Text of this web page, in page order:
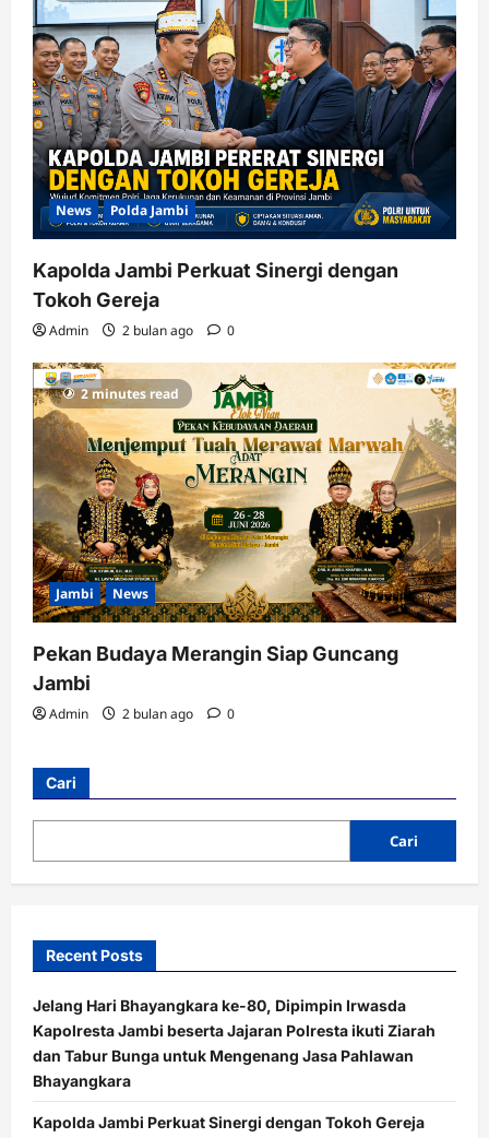
News Polda Jambi
Kapolda Jambi Perkuat Sinergi dengan
Tokoh Gereja
Admin 2 bulan ago 0
2 minutes read
Jambi News
Pekan Budaya Merangin Siap Guncang
Jambi
Admin 2 bulan ago 0
Cari
Cari
Recent Posts
Jelang Hari Bhayangkara ke-80, Dipimpin Irwasda
Kapolresta Jambi beserta Jajaran Polresta ikuti Ziarah
dan Tabur Bunga untuk Mengenang Jasa Pahlawan
Bhayangkara
Kapolda Jambi Perkuat Sinergi dengan Tokoh Gereja